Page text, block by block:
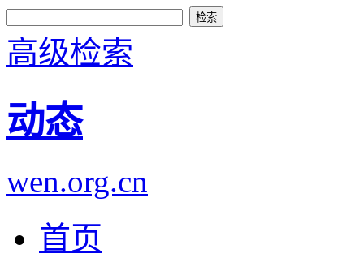
高级检索
动态
wen.org.cn
首页